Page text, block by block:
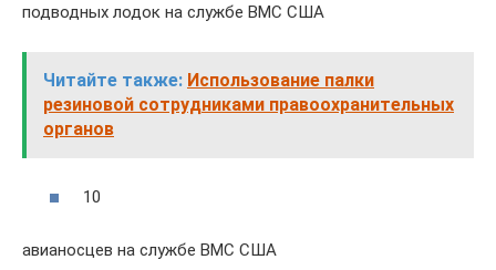
подводных лодок на службе ВМС США
Читайте также: Использование палки
резиновой сотрудниками правоохранительных
органов
10
авианосцев на службе ВМС США